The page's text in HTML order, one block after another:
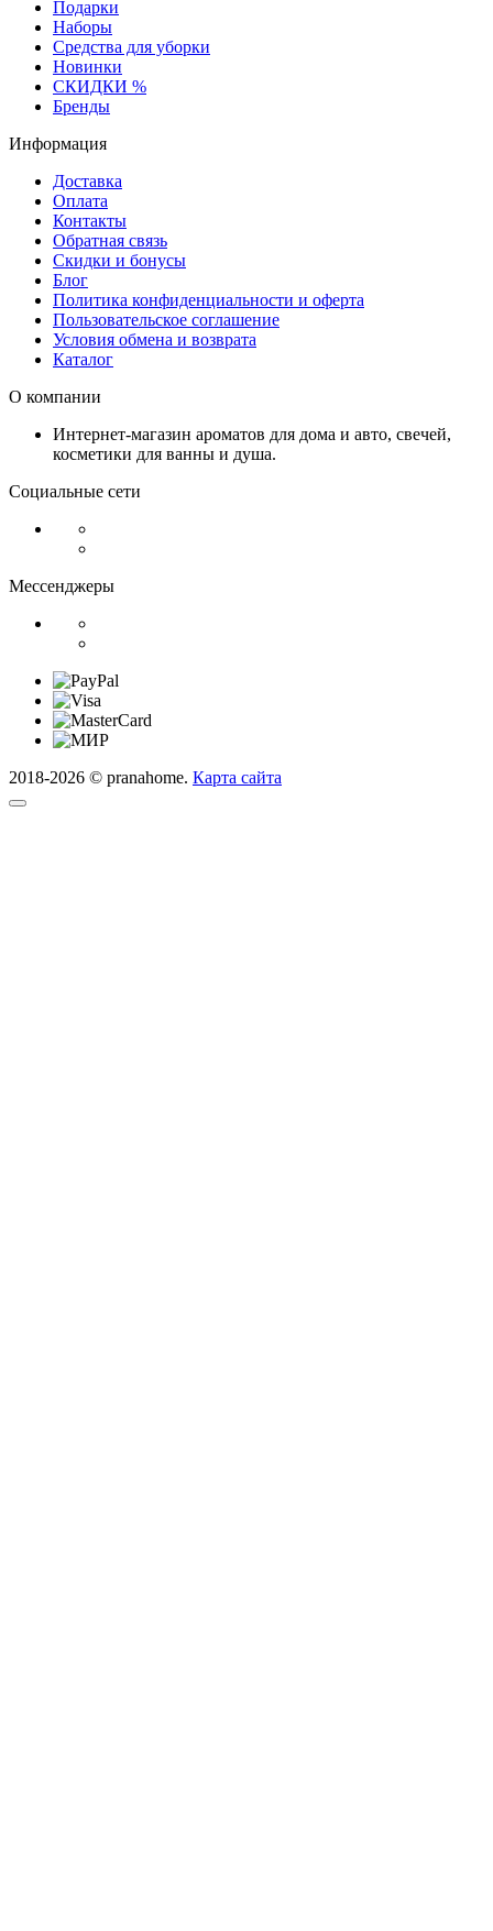
Подарки
Наборы
Средства для уборки
Новинки
СКИДКИ %
Бренды
Информация
Доставка
Оплата
Контакты
Обратная связь
Скидки и бонусы
Блог
Политика конфиденциальности и оферта
Пользовательское соглашение
Условия обмена и возврата
Каталог
О компании
Интернет-магазин ароматов для дома и авто, свечей,
косметики для ванны и душа.
Социальные сети
Мессенджеры
2018-2026 © pranahome. Карта сайта